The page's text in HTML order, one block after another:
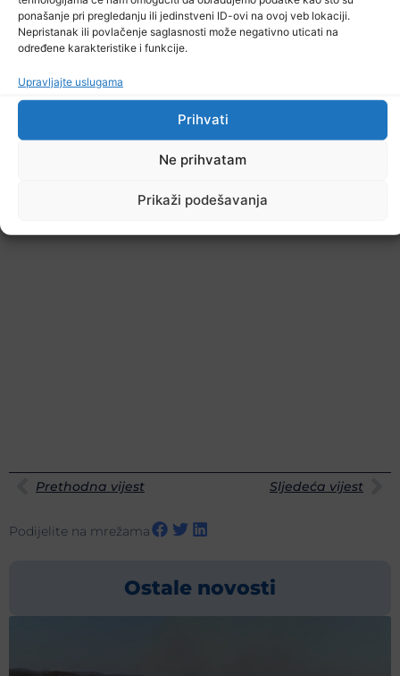
ponašanje pri pregledanju ili jedinstveni ID-ovi na ovoj veb lokaciji.
Nepristanak ili povlačenje saglasnosti može negativno uticati na
određene karakteristike i funkcije.
Upravljajte uslugama
Prihvati
Ne prihvatam
Prikaži podešavanja
vrijeme pandemije jako porasli, ishitreno rezanje
javne potrošnje bi u mnogim zemljama moglo da
ugrozi privredni zamah, i to u prije svega u
zemljama Zapadnog Balkana i državana
Prethodna vijest Sljedeća vijest
Podijelite na mrežama
Ostale novosti